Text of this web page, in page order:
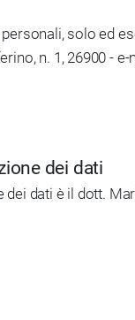
solo ed
n. 1, 26900 - e-
dei dati
dati è il dott.